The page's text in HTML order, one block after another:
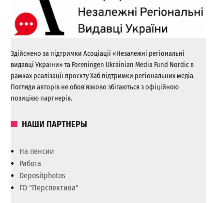
Здійснено за підтримки Асоціації «Незалежні регіональні
видавці України» та Foreningen Ukrainian Media Fund Nordic в
рамках реалізації проєкту Хаб підтримки регіональних медіа.
Погляди авторів не обов’язково збігаються з офіційною
позицією партнерів.
НАШИ ПАРТНЕРЫ
На пенсии
Работа
Depositphotos
ГО "Перспектива"